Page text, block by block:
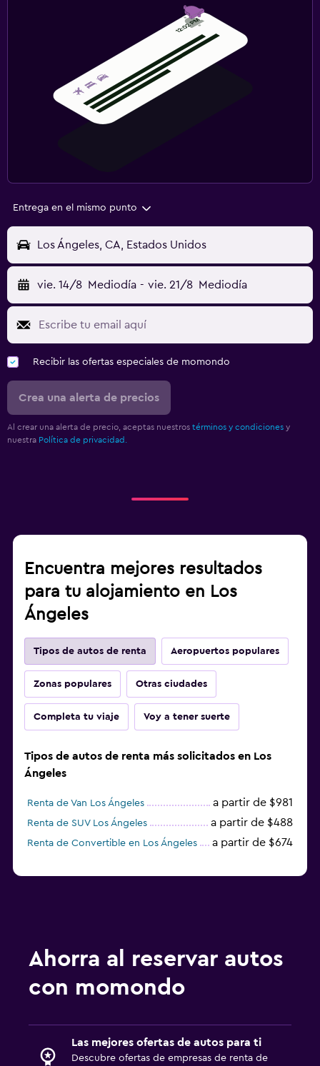
Entrega en el mismo punto
Los Ángeles, CA, Estados Unidos
vie. 14/8 Mediodía - vie. 21/8 Mediodía
Recibir las ofertas especiales de momondo
Crea una alerta de precios
Al crear una alerta de precio, aceptas nuestros términos y condiciones y
nuestra Política de privacidad.
Encuentra mejores resultados
para tu alojamiento en Los
Ángeles
Tipos de autos de renta Aeropuertos populares
Zonas populares Otras ciudades
Completa tu viaje Voy a tener suerte
Tipos de autos de renta más solicitados en Los
Ángeles
Renta de Van Los Ángeles a partir de $981
Renta de SUV Los Ángeles a partir de $488
Renta de Convertible en Los Ángeles a partir de $674
Ahorra al reservar autos
con momondo
Las mejores ofertas de autos para ti
Descubre ofertas de empresas de renta de